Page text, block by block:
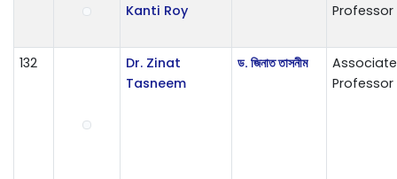
Kanti Roy
Professor
132
Dr. Zinat
Tasneem
ড. জিনাত তাসনীম
Associate
Professor